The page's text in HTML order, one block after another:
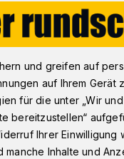
und greifen auf
auf Ihrem Gerät
für die unter „Wir
bereitzustellen“
Ihrer
Inhalte und